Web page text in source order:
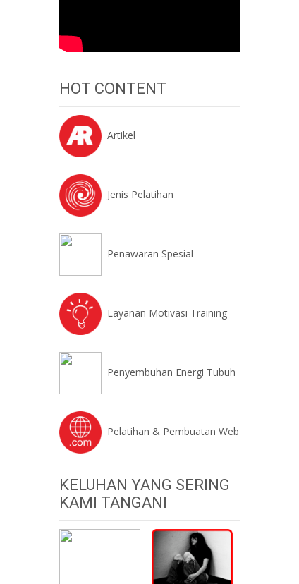
HOT CONTENT
Artikel
Jenis Pelatihan
Penawaran Spesial
Layanan Motivasi Training
Penyembuhan Energi Tubuh
Pelatihan & Pembuatan Web
KELUHAN YANG SERING
KAMI TANGANI